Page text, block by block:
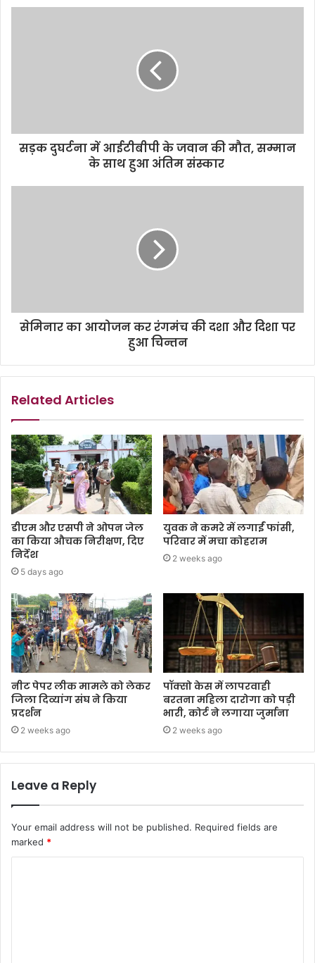
s
e
सड़क दुघर्टना में आईटीबीपी के जवान की मौत, सम्मान
के साथ हुआ अंतिम संस्कार
सेमिनार का आयोजन कर रंगमंच की दशा और दिशा पर
हुआ चिन्तन
Related Articles
डीएम और एसपी ने ओपन जेल
का किया औचक निरीक्षण, दिए
निर्देश
5 days ago
युवक ने कमरे में लगाईं फांसी,
परिवार में मचा कोहराम
2 weeks ago
नीट पेपर लीक मामले को लेकर
जिला दिव्यांग संघ ने किया
प्रदर्शन
2 weeks ago
पॉक्सो केस में लापरवाही
बरतना महिला दारोगा को पड़ी
भारी, कोर्ट ने लगाया जुर्माना
2 weeks ago
Leave a Reply
Your email address will not be published. Required fields are
marked *